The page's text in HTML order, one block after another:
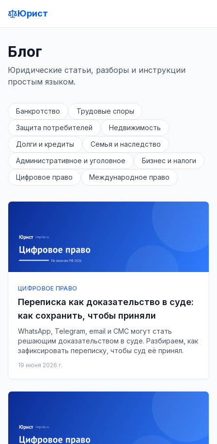
Юрист
Блог
Юридические статьи, разборы и инструкции
простым языком.
Банкротство
Трудовые споры
Защита потребителей
Недвижимость
Долги и кредиты
Семья и наследство
Административное и уголовное
Бизнес и налоги
Цифровое право
Международное право
ЦИФРОВОЕ ПРАВО
Переписка как доказательство в суде:
как сохранить, чтобы приняли
WhatsApp, Telegram, email и СМС могут стать
решающим доказательством в суде. Разбираем, как
зафиксировать переписку, чтобы суд её принял.
19 июня 2026 г.